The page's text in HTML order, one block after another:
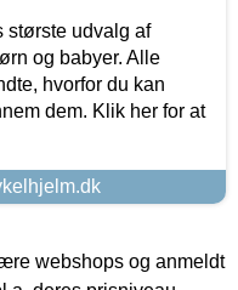
største udvalg af
og babyer. Alle
hvorfor du kan
dem. Klik her for at
webshops og anmeldt